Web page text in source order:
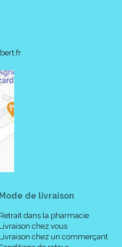
Mode de livraison
Retrait dans la pharmacie
Livraison chez vous
Livraison chez un commerçant